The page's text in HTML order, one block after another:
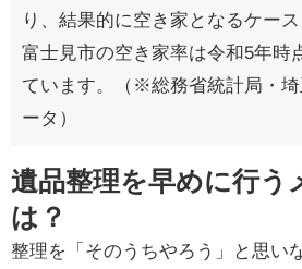
り、結果的に空き家となるケース
富士見市の空き家率は令和5年時
ています。（※総務省統計局・
ータ）
遺品整理を早めに行う
は？
整理を「そのうちやろう」と思い